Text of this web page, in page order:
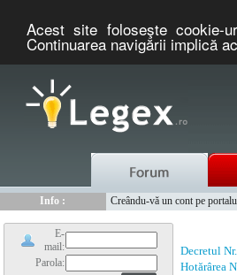
Acest site foloseşte cookie-
Continuarea navigării implică
Info :
Creându-vă un cont pe
E-
mail:
Parola:
Decretul
Hotărârea